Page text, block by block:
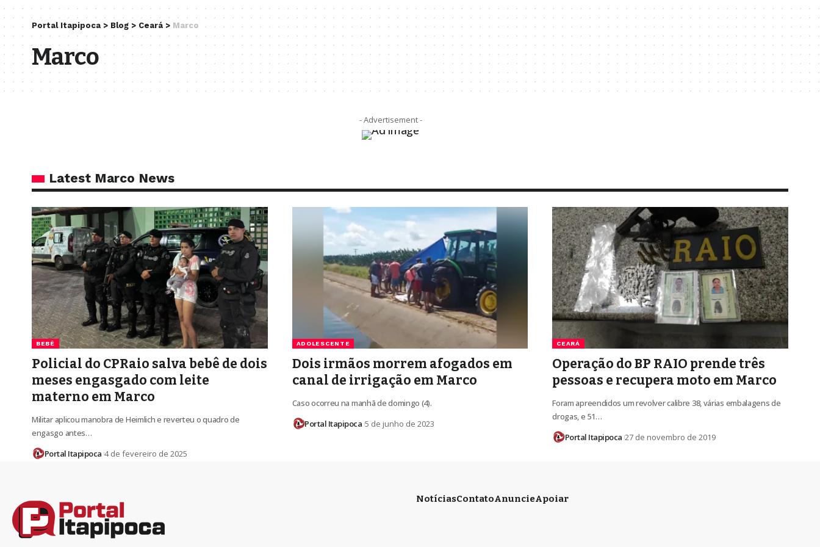
Portal Itapipoca > Blog > Ceará > Marco
Marco
- Advertisement -
Latest Marco News
BEBÊ
Policial do CPRaio salva bebê de dois
meses engasgado com leite
materno em Marco
Militar aplicou manobra de Heimlich e reverteu o quadro de
engasgo antes…
Portal Itapipoca 4 de fevereiro de 2025
ADOLESCENTE
Dois irmãos morrem afogados em
canal de irrigação em Marco
Caso ocorreu na manhã de domingo (4).
Portal Itapipoca 5 de junho de 2023
CEARÁ
Operação do BP RAIO prende três
pessoas e recupera moto em Marco
Foram apreendidos um revolver calibre 38, várias embalagens de
drogas, e 51…
Portal Itapipoca 27 de novembro de 2019
NotíciasContatoAnuncieApoiar